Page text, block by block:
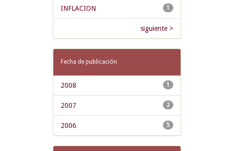
1
INFLACION
siguiente >
Fecha de publicación
1
2008
2
2007
5
2006